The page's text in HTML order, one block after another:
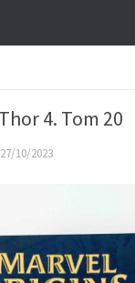
4. Tom 20
27/10/2023